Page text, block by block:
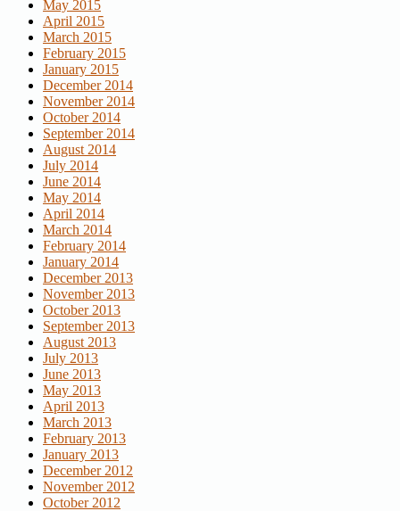
May 2015
April 2015
March 2015
February 2015
January 2015
December 2014
November 2014
October 2014
September 2014
August 2014
July 2014
June 2014
May 2014
April 2014
March 2014
February 2014
January 2014
December 2013
November 2013
October 2013
September 2013
August 2013
July 2013
June 2013
May 2013
April 2013
March 2013
February 2013
January 2013
December 2012
November 2012
October 2012